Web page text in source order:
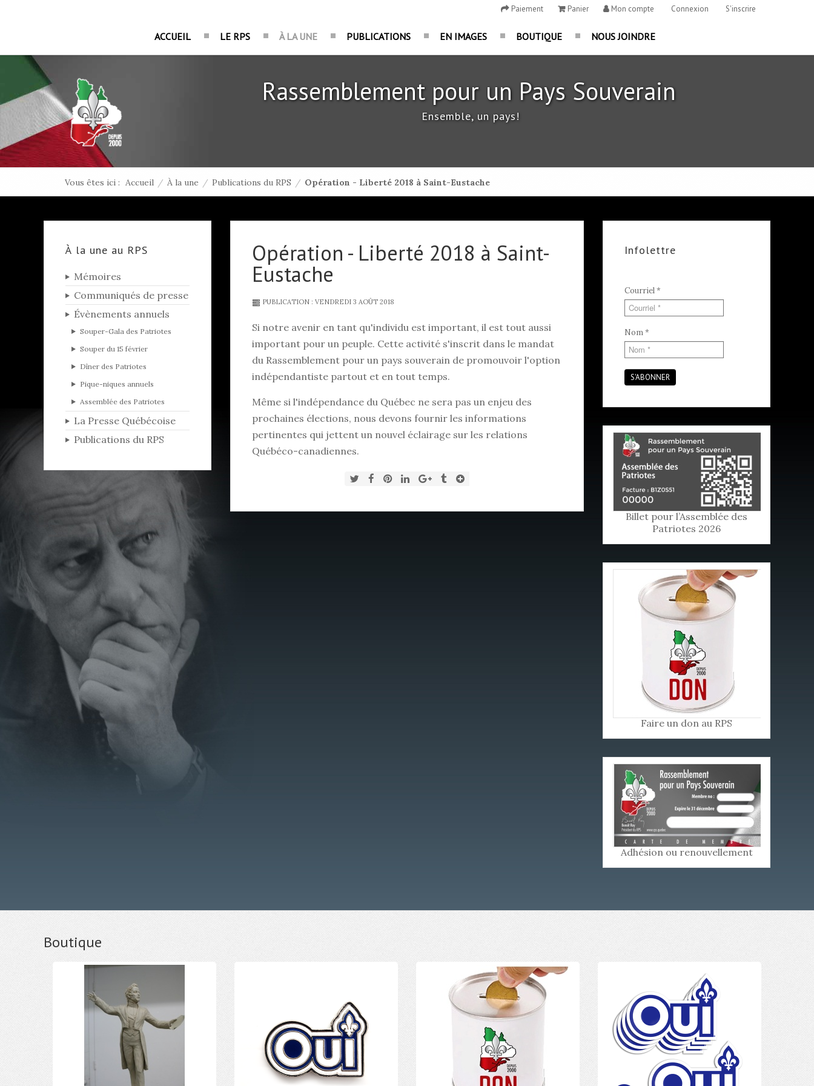
Paiement Panier Mon compte Connexion S'inscrire
ACCUEIL LE RPS À LA UNE PUBLICATIONS EN IMAGES BOUTIQUE NOUS JOINDRE
Rassemblement pour un Pays Souverain
Ensemble, un pays!
Vous êtes ici : Accueil / À la une / Publications du RPS / Opération - Liberté 2018 à Saint-Eustache
À la une au RPS
Mémoires
Communiqués de presse
Évènements annuels
Souper-Gala des Patriotes
Souper du 15 février
Dîner des Patriotes
Pique-niques annuels
Assemblée des Patriotes
La Presse Québécoise
Publications du RPS
Opération - Liberté 2018 à Saint-
Eustache
PUBLICATION : VENDREDI 3 AOÛT 2018
Si notre avenir en tant qu'individu est important, il est tout aussi
important pour un peuple. Cette activité s'inscrit dans le mandat
du Rassemblement pour un pays souverain de promouvoir l'option
indépendantiste partout et en tout temps.
Même si l'indépendance du Québec ne sera pas un enjeu des
prochaines élections, nous devons fournir les informations
pertinentes qui jettent un nouvel éclairage sur les relations
Québéco-canadiennes.
Infolettre
Courriel*
Nom*
S'ABONNER
Billet pour l’Assemblée des
Patriotes 2026
Faire un don au RPS
Adhésion ou renouvellement
Boutique